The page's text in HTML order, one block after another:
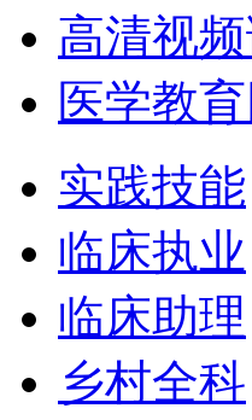
高清视
医学教
实践技能
临床执业
临床助理
乡村全科